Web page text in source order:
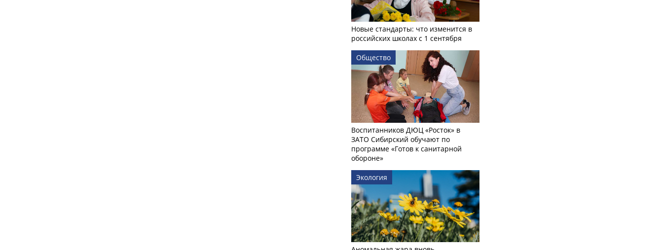
Новые стандарты: что изменится в
российских школах с 1 сентября
Общество
Воспитанников ДЮЦ «Росток» в
ЗАТО Сибирский обучают по
программе «Готов к санитарной
обороне»
Экология